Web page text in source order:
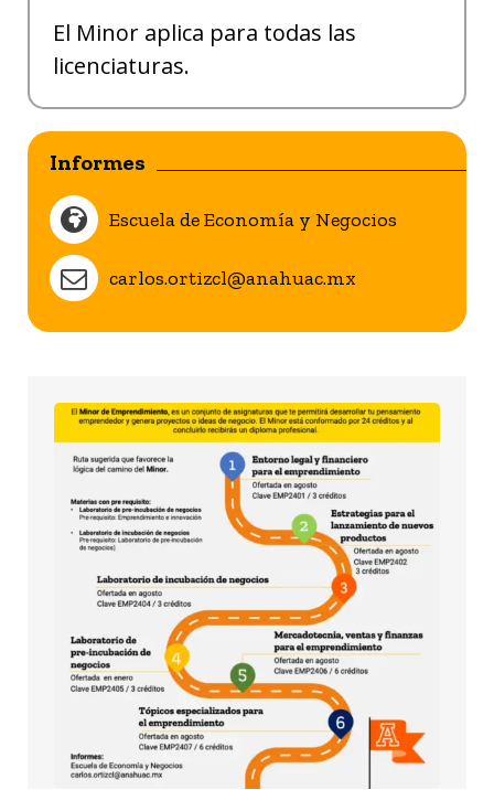
El Minor aplica para todas las
licenciaturas.
Informes
Escuela de Economía y Negocios
carlos.ortizcl@anahuac.mx